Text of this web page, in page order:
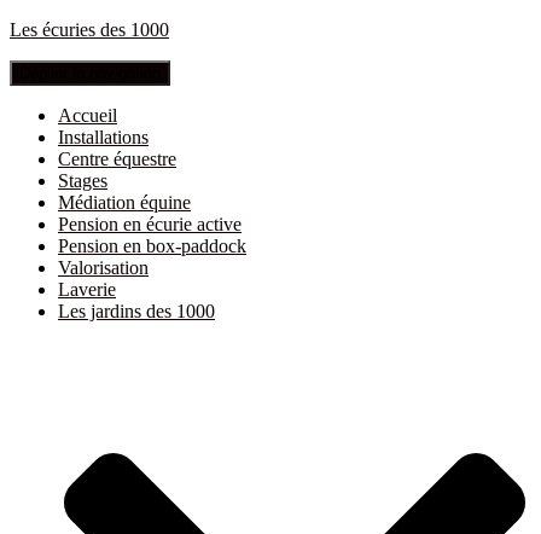
Les écuries des 1000
Accueil
Installations
Centre équestre
Stages
Médiation équine
Pension en écurie active
Pension en box-paddock
Valorisation
Laverie
Les jardins des 1000